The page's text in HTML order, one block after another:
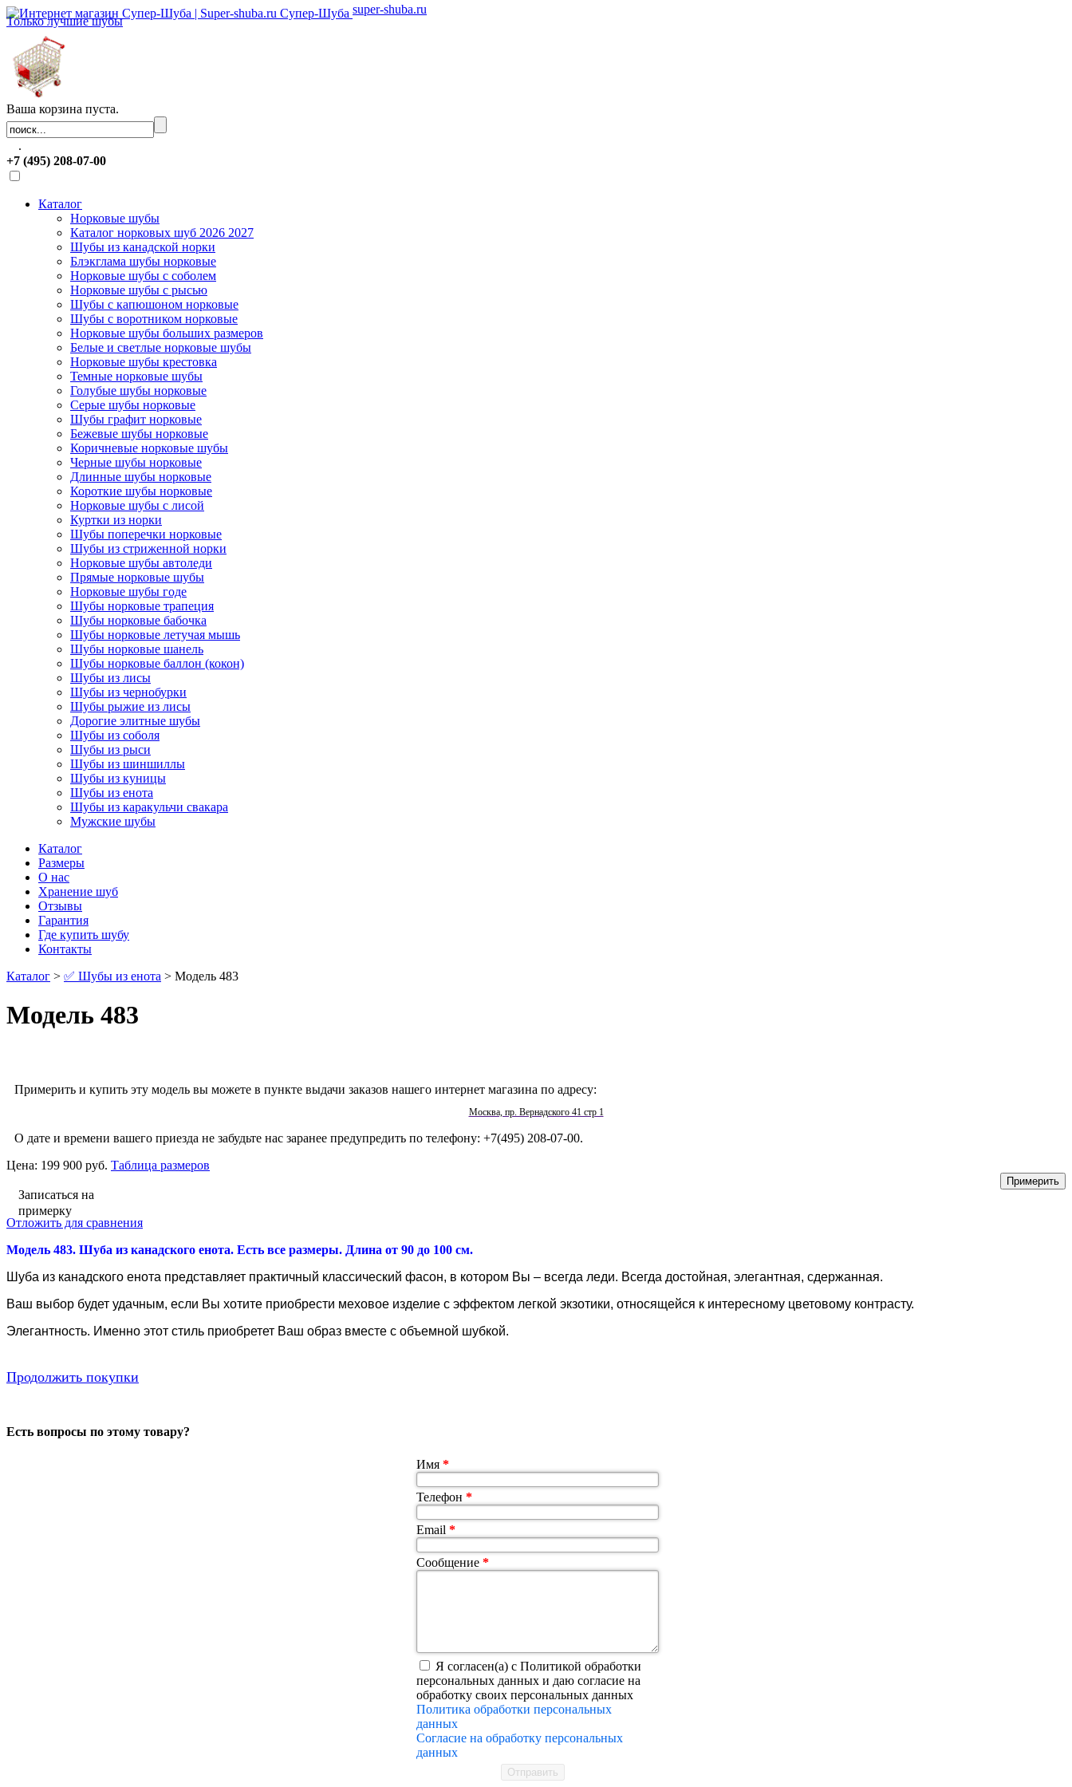
Супер-Шуба super-shuba.ru
Только лучшие шубы
Ваша корзина пуста.
.
+7 (495) 208-07-00
Каталог
Норковые шубы
Каталог норковых шуб 2026 2027
Шубы из канадской норки
Блэкглама шубы норковые
Норковые шубы с соболем
Норковые шубы с рысью
Шубы с капюшоном норковые
Шубы с воротником норковые
Норковые шубы больших размеров
Белые и светлые норковые шубы
Норковые шубы крестовка
Темные норковые шубы
Голубые шубы норковые
Серые шубы норковые
Шубы графит норковые
Бежевые шубы норковые
Коричневые норковые шубы
Черные шубы норковые
Длинные шубы норковые
Короткие шубы норковые
Норковые шубы с лисой
Куртки из норки
Шубы поперечки норковые
Шубы из стриженной норки
Норковые шубы автоледи
Прямые норковые шубы
Норковые шубы годе
Шубы норковые трапеция
Шубы норковые бабочка
Шубы норковые летучая мышь
Шубы норковые шанель
Шубы норковые баллон (кокон)
Шубы из лисы
Шубы из чернобурки
Шубы рыжие из лисы
Дорогие элитные шубы
Шубы из соболя
Шубы из рыси
Шубы из шиншиллы
Шубы из куницы
Шубы из енота
Шубы из каракульчи свакара
Мужские шубы
Каталог
Размеры
О нас
Хранение шуб
Отзывы
Гарантия
Где купить шубу
Контакты
Каталог > ✅ Шубы из енота > Модель 483
Модель 483
Примерить и купить эту модель вы можете в пункте выдачи заказов нашего интернет магазина по адресу:
Москва, пр. Вернадского 41 стр 1
О дате и времени вашего приезда не забудьте нас заранее предупредить по телефону: +7(495) 208-07-00.
Цена: 199 900 руб. Таблица размеров
Записаться на
примерку
Отложить для сравнения
Модель 483. Шуба из канадского енота. Есть все размеры. Длина от 90 до 100 см.
Шуба из канадского енота представляет практичный классический фасон, в котором Вы – всегда леди. Всегда достойная, элегантная, сдержанная.
Ваш выбор будет удачным, если Вы хотите приобрести меховое изделие с эффектом легкой экзотики, относящейся к интересному цветовому контрасту.
Элегантность. Именно этот стиль приобретет Ваш образ вместе с объемной шубкой.
Продолжить покупки
Есть вопросы по этому товару?
Имя *
Телефон *
Email *
Сообщение *
Я согласен(а) с Политикой обработки
персональных данных и даю согласие на
обработку своих персональных данных
Политика обработки персональных
данных
Согласие на обработку персональных
данных
Отправить